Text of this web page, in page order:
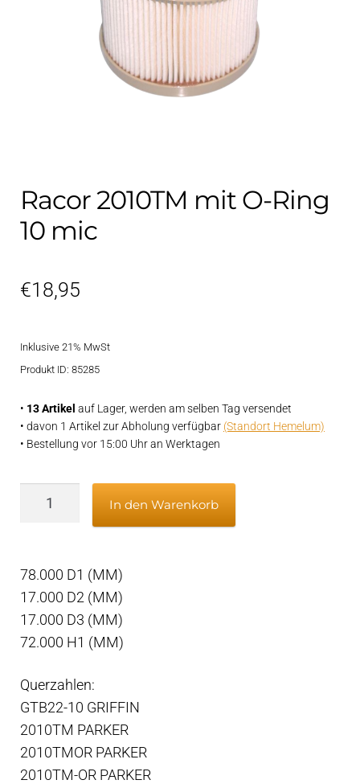
Technikblog
Racor 2010TM mit O-Ring
10 mic
€18,95
Inklusive 21% MwSt
Produkt ID: 85285
• 13 Artikel auf Lager, werden am selben Tag versendet
• davon 1 Artikel zur Abholung verfügbar (Standort Hemelum)
• Bestellung vor 15:00 Uhr an Werktagen
Ring
10
mic
Menge
In den Warenkorb
78.000 D1 (MM)
17.000 D2 (MM)
17.000 D3 (MM)
72.000 H1 (MM)
Querzahlen:
GTB22-10 GRIFFIN
2010TM PARKER
2010TMOR PARKER
2010TM-OR PARKER